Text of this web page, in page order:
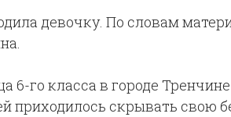
девочку. По словам
6-го класса в городе
приходилось скрывать свою